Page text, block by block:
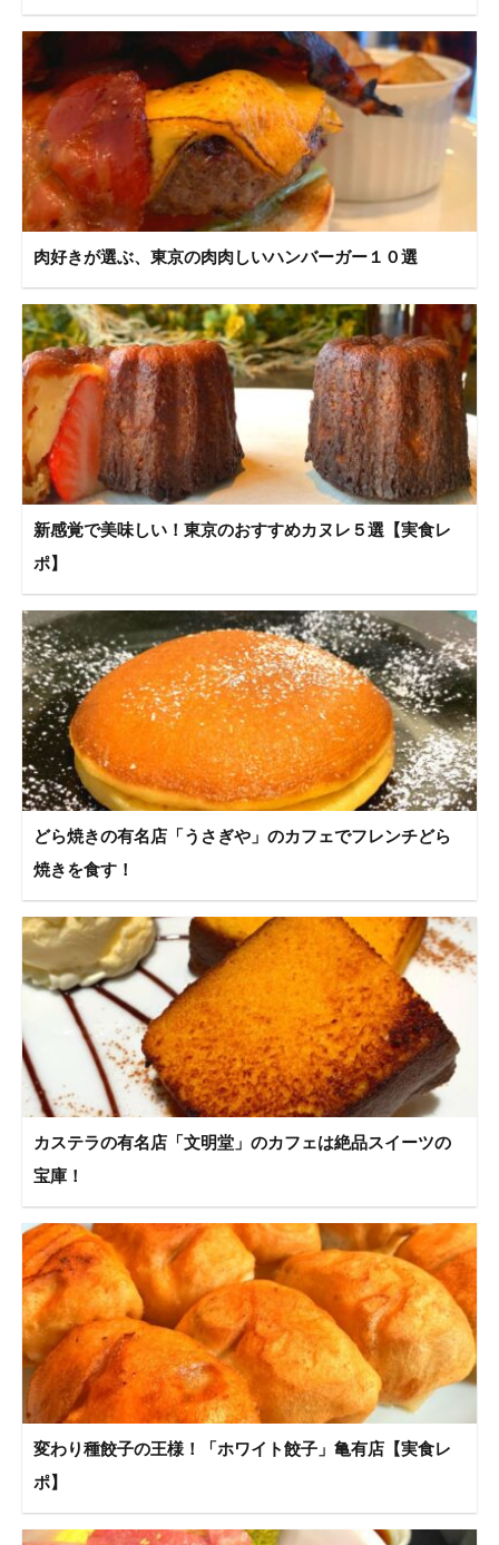
肉好きが選ぶ、東京の肉肉しいハンバーガー１０選
新感覚で美味しい！東京のおすすめカヌレ５選【実食レ
ポ】
どら焼きの有名店「うさぎや」のカフェでフレンチどら
焼きを食す！
カステラの有名店「文明堂」のカフェは絶品スイーツの
宝庫！
変わり種餃子の王様！「ホワイト餃子」亀有店【実食レ
ポ】